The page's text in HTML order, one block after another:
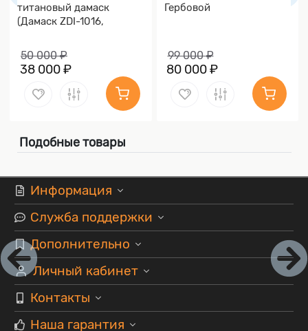
титановый дамаск
(Дамаск ZDI-1016,
50 000 ₽
38 000 ₽
Гербовой
99 000 ₽
80 000 ₽
Подобные товары
Информация
Служба поддержки
Дополнительно
Личный кабинет
Контакты
Наша гарантия